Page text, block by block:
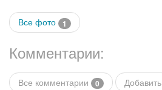
Все фото 1
Комментарии:
Все комментарии 0 Добавить